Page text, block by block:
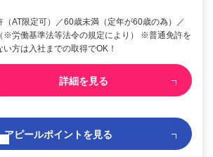
（AT限定可）／60歳未満（定年が60歳の為）／
※労働基準法等法令の規定により） ※普通免許を
い方は入社までの取得でOK！
詳細を見る
アピールポイントを見る